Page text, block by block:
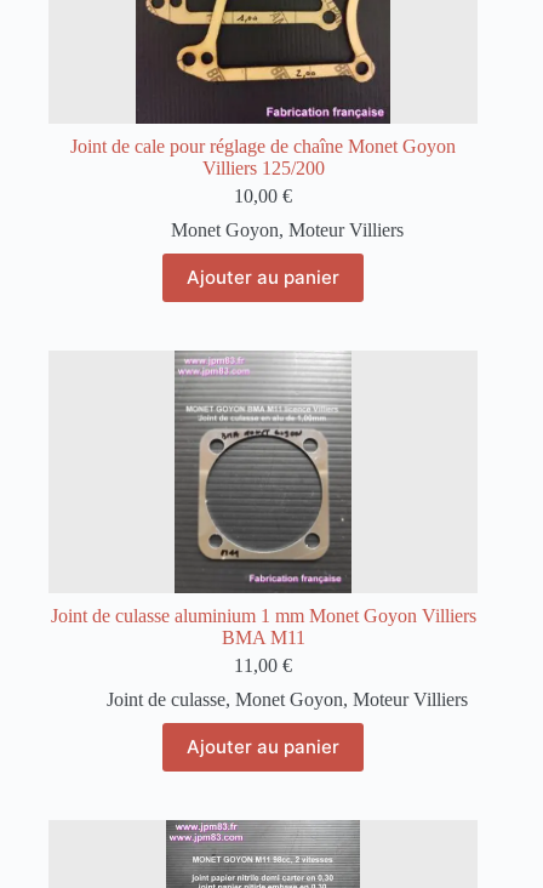
Joint de cale pour réglage de chaîne Monet Goyon
Villiers 125/200
10,00€
Monet Goyon,Moteur Villiers
Ajouter au panier
Joint de culasse aluminium 1 mm Monet Goyon Villiers
BMA M11
11,00€
Joint de culasse,Monet Goyon,Moteur Villiers
Ajouter au panier